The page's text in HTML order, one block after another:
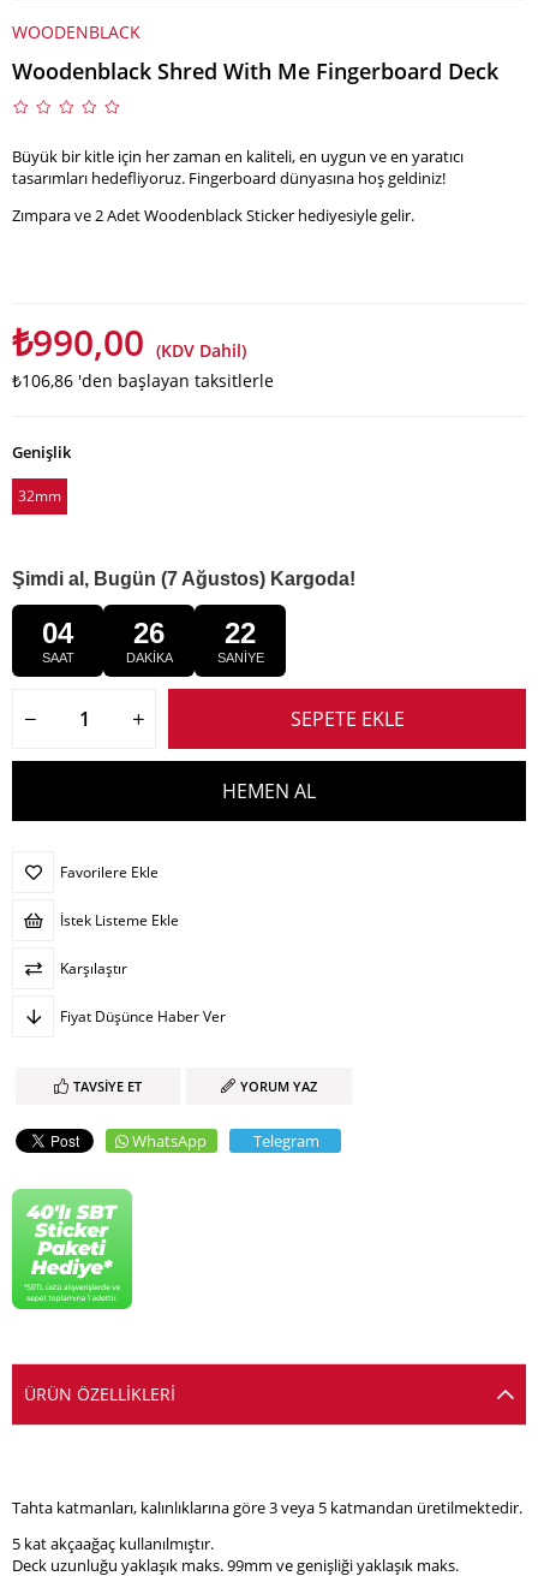
WOODENBLACK
Woodenblack Shred With Me Fingerboard Deck
Büyük bir kitle için her zaman en kaliteli, en uygun ve en yaratıcı
tasarımları hedefliyoruz. Fingerboard dünyasına hoş geldiniz!
Zımpara ve 2 Adet Woodenblack Sticker hediyesiyle gelir.
₺990,00 (KDV Dahil)
₺106,86 'den başlayan taksitlerle
Genişlik
32mm
Şimdi al, Bugün (7 Ağustos) Kargoda!
04
SAAT
26
DAKİKA
21
SANİYE
Favorilere Ekle
İstek Listeme Ekle
Karşılaştır
Fiyat Düşünce Haber Ver
TAVSIYE ET YORUM YAZ
WhatsApp Telegram
ÜRÜN ÖZELLIKLERI
Tahta katmanları, kalınlıklarına göre 3 veya 5 katmandan üretilmektedir.
5 kat akçaağaç kullanılmıştır.
Deck uzunluğu yaklaşık maks. 99mm ve genişliği yaklaşık maks.